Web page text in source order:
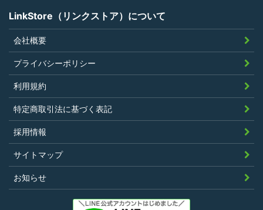
利用者は、本規約に違反することなく、
LinkStoreを利用することにより、当社が定
める基準に従ったポイントの付与を受けるこ
とができます。
その他、キャンペーンなど当社の判断により
随時ポイントの付与をすることがあります。
LinkStore（リンクストア）について
会社概要
プライバシーポリシー
利用規約
特定商取引法に基づく表記
採用情報
サイトマップ
お知らせ